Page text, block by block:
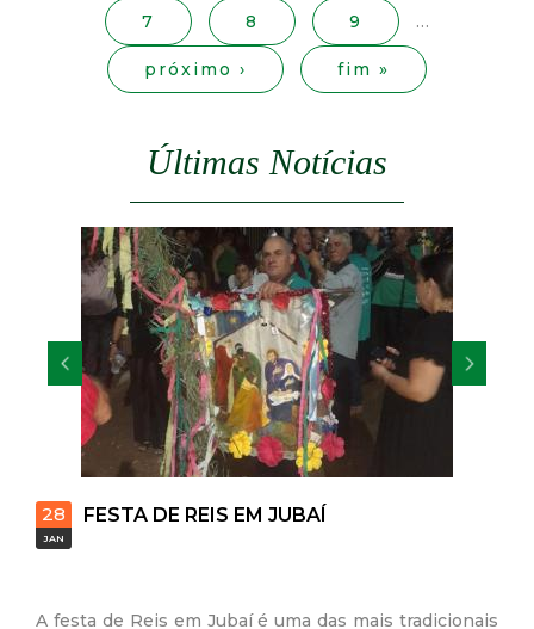
n
u
i
s
7 8 9 …
próximo › fim »
Últimas Notícias
28
JAN
FESTA DE REIS EM JUBAÍ
A festa de Reis em Jubaí é uma das mais tradicionaisA